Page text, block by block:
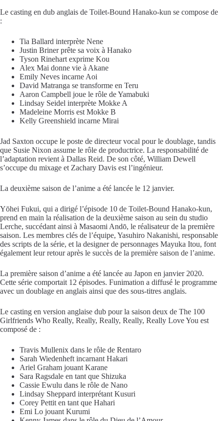
Le casting en dub anglais de Toilet-Bound Hanako-kun se compose de
:
Tia Ballard interprète Nene
Justin Brinerprête sa voix à Hanako
Tyson Rinehart exprime Kou
Alex Mai donne vie à Akane
Emily Neves incarne Aoi
David Matranga se transforme en Teru
Aaron Campbell joue le rôle de Yamabuki
Lindsay Seidel interprète Mokke A
Madeleine Morris est Mokke B
Kelly Greenshield incarne Mirai
Jad Saxton occupe le poste de directeur vocal pour le doublage, tandis
que Susie Nixon assume le rôle de productrice. La responsabilité de
l’adaptation revient à Dallas Reid. De son côté, William Dewell
s’occupe du mixage et Zachary Davis est l’ingénieur.
La deuxième saison de l’anime a été lancée le 12 janvier.
Yōhei Fukui, qui a dirigé l’épisode 10 de Toilet-Bound Hanako-kun,
prend en main la réalisation de la deuxième saison au sein du studio
Lerche, succédant ainsi à Masaomi Andō, le réalisateur de la première
saison. Les membres clés de l’équipe, Yasuhiro Nakanishi, responsable
des scripts de la série, et la designer de personnages Mayuka Itou, font
également leur retour après le succès de la première saison de l’anime.
La première saison d’anime a été lancée au Japon en janvier 2020.
Cette série comportait 12 épisodes. Funimation a diffusé le programme
avec un doublage en anglais ainsi que des sous-titres anglais.
Le casting en version anglaise dub pour la saison deux de The 100
Girlfriends Who Really, Really, Really, Really, Really Love You est
composé de :
Travis Mullenix dans le rôle de Rentaro
Sarah Wiedenheft incarnant Hakari
Ariel Graham jouant Karane
Sara Ragsdale en tant que Shizuka
Cassie Ewulu dans le rôle de Nano
Lindsay Sheppard interprétant Kusuri
Corey Pettit en tant que Hahari
Emi Lo jouant Kurumi